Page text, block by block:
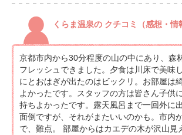
くらま温泉の クチコミ（感想・情
京都市内から30分程度の山の中にあり、森
フレッシュできました。夕食は川床で美味
にとおはぎが出たのはビックリ。お部屋は
よかったです。スタッフの方は皆さん子供
持ちよかったです。露天風呂まで一回外に
面倒ですが、それがまたいいのかも。市内
で、難点。 部屋からはカエデの木が沢山見